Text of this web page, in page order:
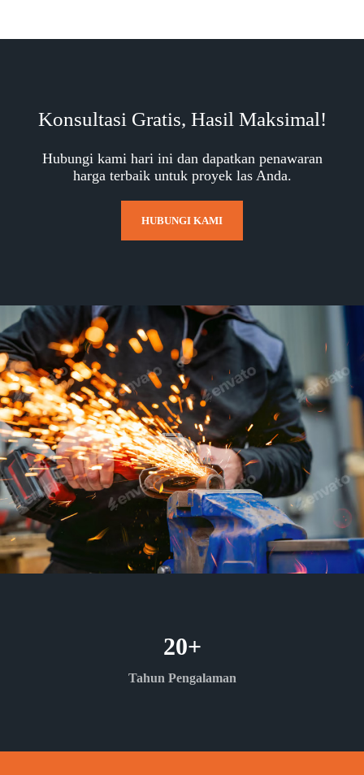
Konsultasi Gratis, Hasil Maksimal!
Hubungi kami hari ini dan dapatkan penawaran
harga terbaik untuk proyek las Anda.
HUBUNGI KAMI
Tahun Pengalaman
20+